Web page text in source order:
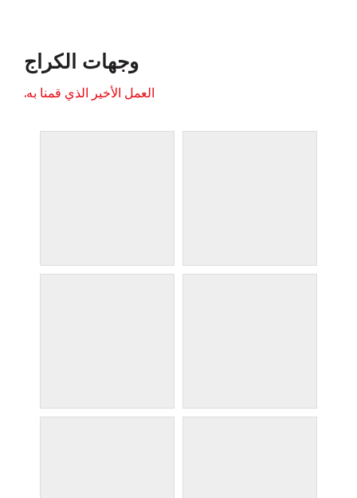
وجهات الكراج
العمل الأخير الذي قمنا به.